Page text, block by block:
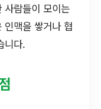
사람들이 모이는
인맥을 쌓거나 협
니다.